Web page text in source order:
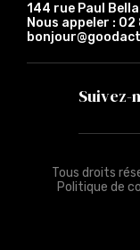
144 rue Paul
Nous appeler : 02
Suivez-
Tous droits
Politique de